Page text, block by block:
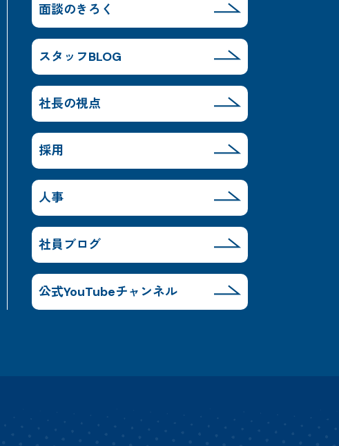
面談のきろく
スタッフBLOG
社長の視点
採用
人事
社員ブログ
公式YouTubeチャンネル